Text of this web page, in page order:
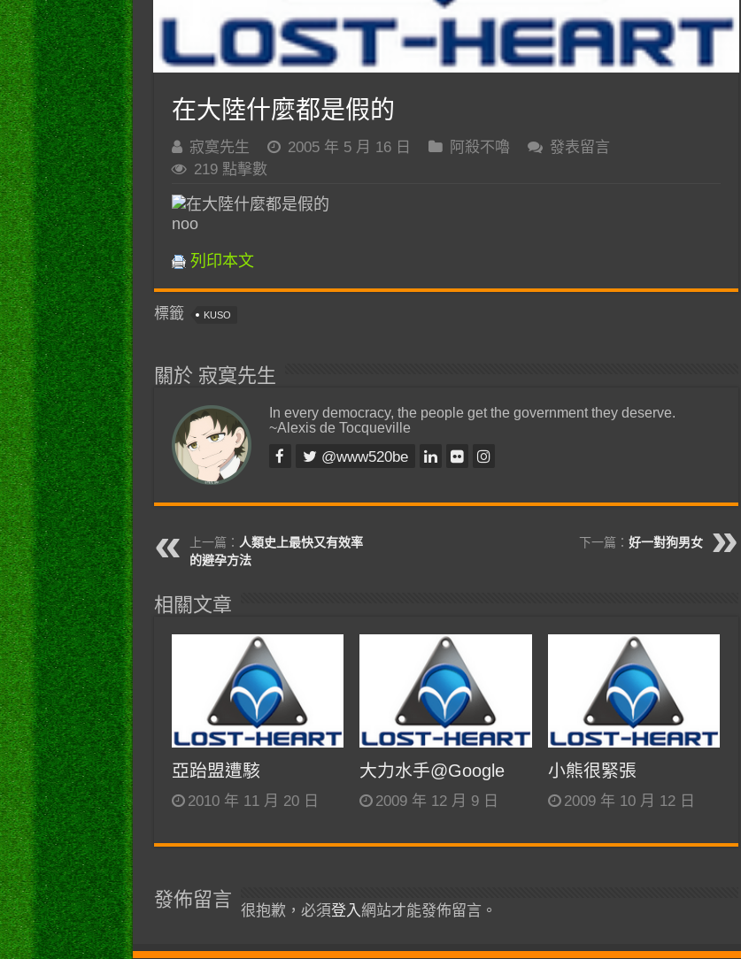
在大陸什麼都是假的
寂寞先生 2005 年 5 月 16 日 阿殺不嚕
發表留言
219 點擊數
noo
列印本文
標籤 KUSO
關於 寂寞先生
In every democracy, the people get the government they deserve.
~Alexis de Tocqueville
@www520be
上一篇： 人類史上最快又有效率
的避孕方法
下一篇： 好一對狗男女
相關文章
亞跆盟遭駭
2010 年 11 月 20 日
大力水手@Google
2009 年 12 月 9 日
小熊很緊張
2009 年 10 月 12 日
發佈留言
很抱歉，必須登入 網站才能發佈留言。